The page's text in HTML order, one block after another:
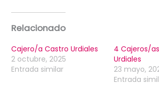
Relacionado
Cajero/a Castro Urdiales
2 octubre, 2025
Entrada similar
4 Cajeros/
Urdiales
23 mayo,
Entrada